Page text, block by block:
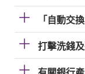
「自動交
打擊洗錢